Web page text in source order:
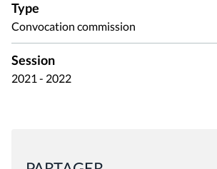
Type
Convocation commission
Session
2021 - 2022